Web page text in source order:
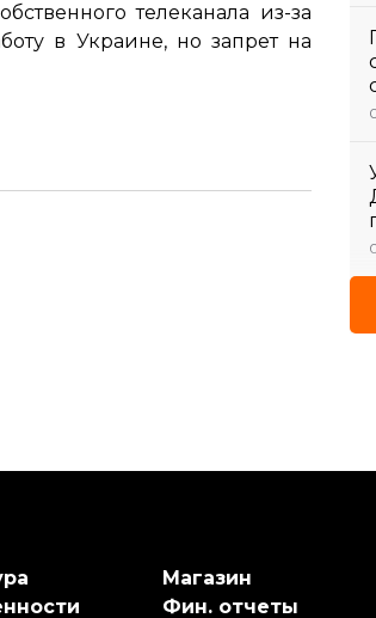
телеканала из-за
в Украине, но запрет на
Магазин
Фин. отчеты